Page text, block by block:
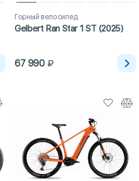
Горный велосипед
Gelbert Ran Star 1 ST (2025)
67 990